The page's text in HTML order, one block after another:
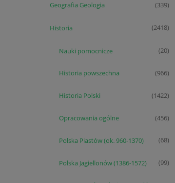
Geografia Geologia (339)
Historia (2418)
Nauki pomocnicze (20)
Historia powszechna (966)
Historia Polski (1422)
Opracowania ogólne (456)
Polska Piastów (ok. 960-1370) (68)
Polska Jagiellonów (1386-1572) (99)